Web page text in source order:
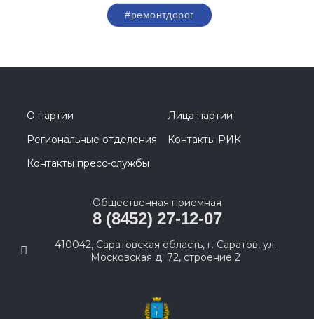
#ремонтдорог
О партии
Лица партии
Региональные отделения
Контакты РИК
Контакты пресс-службы
Общественная приемная
8 (8452) 27-12-07
410042, Саратовская область, г. Саратов, ул.
Московская д. 72, строение 2